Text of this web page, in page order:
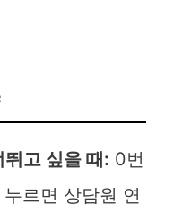
고 싶을 때: 0번
르면 상담원 연